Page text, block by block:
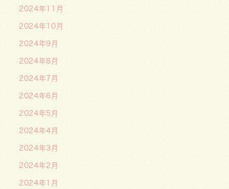
2024年11月
2024年10月
2024年9月
2024年8月
2024年7月
2024年6月
2024年5月
2024年4月
2024年3月
2024年2月
2024年1月